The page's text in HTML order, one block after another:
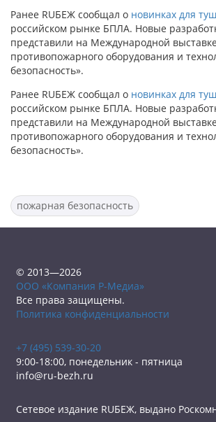
Ранее RUБЕЖ сообщал о новинках для
российском рынке БПЛА. Новые
представили на Международной выставке
противопожарного оборудования и
безопасность».
Ранее RUБЕЖ сообщал о новинках для
российском рынке БПЛА. Новые
представили на Международной выставке
противопожарного оборудования и
безопасность».
пожарная безопасность
© 2013—2026
ООО «Компания Р-Медиа»
Все права защищены.
Политика конфиденциальности
+7 (495) 539-30-20
9:00-18:00, понедельник - пятница
info@ru-bezh.ru
Сетевое издание RUБЕЖ, выдано